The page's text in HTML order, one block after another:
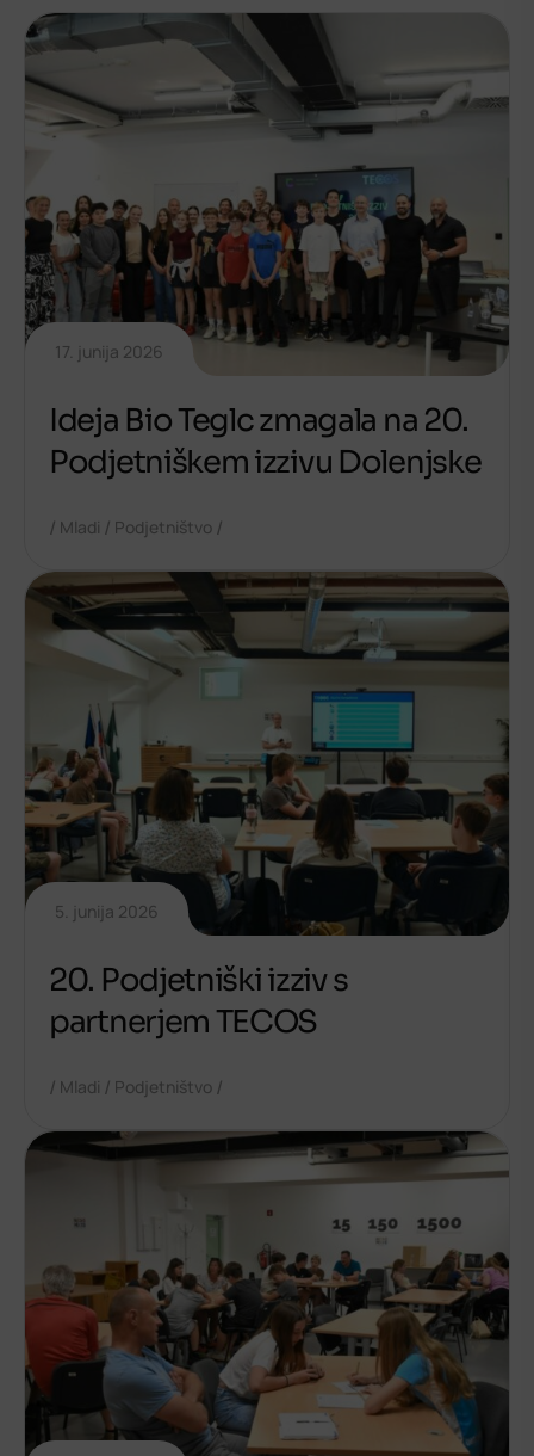
17. junija 2026
Ideja Bio Teglc zmagala na 20.
Podjetniškem izzivu Dolenjske
/ Mladi / Podjetništvo /
5. junija 2026
20. Podjetniški izziv s
partnerjem TECOS
/ Mladi / Podjetništvo /